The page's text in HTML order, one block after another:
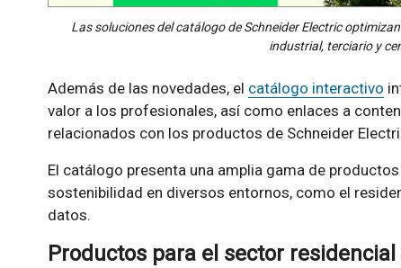
Las soluciones del catálogo de Schneider Electric
industrial, terciario y
Además de las novedades, el catálogo interactivo
valor a los profesionales, así como enlaces a
relacionados con los productos de Schneider
El catálogo presenta una amplia gama de
sostenibilidad en diversos entornos, como el
datos.
Productos para el sector